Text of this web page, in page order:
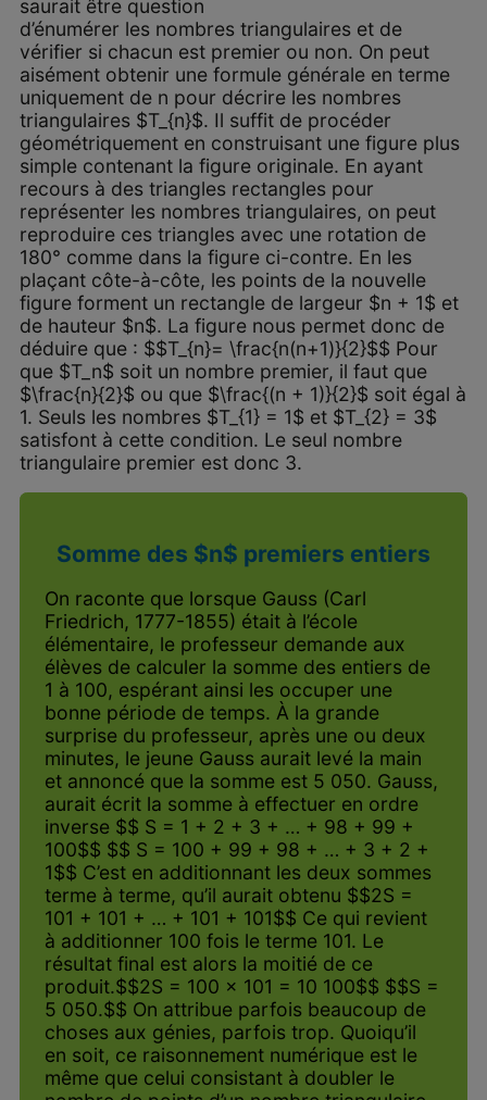
saurait être question
d’énumérer les nombres triangulaires et de
vérifier si chacun est premier ou non. On peut
aisément obtenir une formule générale en terme
uniquement de n pour décrire les nombres
triangulaires $T_{n}$. Il suffit de procéder
géométriquement en construisant une figure plus
simple contenant la figure originale. En ayant
recours à des triangles rectangles pour
représenter les nombres triangulaires, on peut
reproduire ces triangles avec une rotation de
180° comme dans la figure ci-contre. En les
plaçant côte-à-côte, les points de la nouvelle
figure forment un rectangle de largeur $n + 1$ et
de hauteur $n$. La figure nous permet donc de
déduire que : $$T_{n}= \frac{n(n+1)}{2}$$ Pour
que $T_n$ soit un nombre premier, il faut que
$\frac{n}{2}$ ou que $\frac{(n + 1)}{2}$ soit égal à
1. Seuls les nombres $T_{1} = 1$ et $T_{2} = 3$
satisfont à cette condition. Le seul nombre
triangulaire premier est donc 3.
Somme des $n$ premiers entiers
On raconte que lorsque Gauss (Carl
Friedrich, 1777-1855) était à l’école
élémentaire, le professeur demande aux
élèves de calculer la somme des entiers de
1 à 100, espérant ainsi les occuper une
bonne période de temps. À la grande
surprise du professeur, après une ou deux
minutes, le jeune Gauss aurait levé la main
et annoncé que la somme est 5 050. Gauss,
aurait écrit la somme à effectuer en ordre
inverse $$ S = 1 + 2 + 3 + … + 98 + 99 +
100$$ $$ S = 100 + 99 + 98 + … + 3 + 2 +
1$$ C’est en additionnant les deux sommes
terme à terme, qu’il aurait obtenu $$2S =
101 + 101 + … + 101 + 101$$ Ce qui revient
à additionner 100 fois le terme 101. Le
résultat final est alors la moitié de ce
produit.$$2S = 100 × 101 = 10 100$$ $$S =
5 050.$$ On attribue parfois beaucoup de
choses aux génies, parfois trop. Quoiqu’il
en soit, ce raisonnement numérique est le
même que celui consistant à doubler le